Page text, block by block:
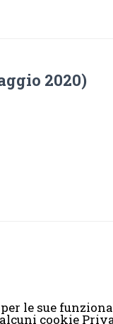
2020)
le sue
cookie